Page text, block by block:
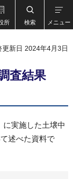
所 検索 メニュー
更新日 2024年4月3日
査結果
に実施した土壌中
述べた資料で